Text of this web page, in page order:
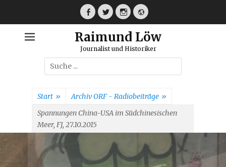
Facebook
TwitterInstagramWebseite
Raimund Löw
Journalist und Historiker
Suche
nach:
Start » Archiv ORF - Radiobeiträge »
Spannungen China-USA im Südchinesischen
Meer, FJ, 27.10.2015